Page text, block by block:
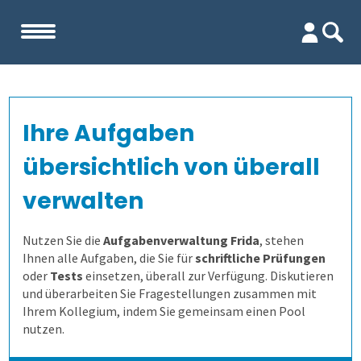
Unternehmen
Kennenlernen
Referenzen
Lehrevaluation
Kursevaluation
Wer erfährt was, und wie?
Auswertungen direkt abrufen
Wie finden wir die Antworten?
Prüfungsprozess
1. Aufgaben verwalten
Ihre Aufgaben
übersichtlich von überall
verwalten
Nutzen Sie dieAufgabenverwaltung Frida, stehen
Ihnen alle Aufgaben, die Sie fürschriftliche Prüfungen
oder Tests einsetzen, überall zur Verfügung. Diskutieren
und überarbeiten Sie Fragestellungen zusammen mit
Ihrem Kollegium, indem Sie gemeinsam einen Pool
nutzen.